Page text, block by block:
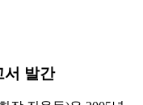
서 발간